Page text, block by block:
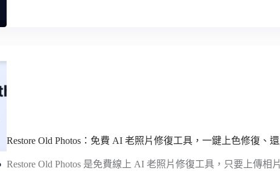
Restore Old Photos：免費 AI 老照片修復工具，一鍵上色修復、
Restore Old Photos 是免費線上 AI 老照片修復工具，只要上傳